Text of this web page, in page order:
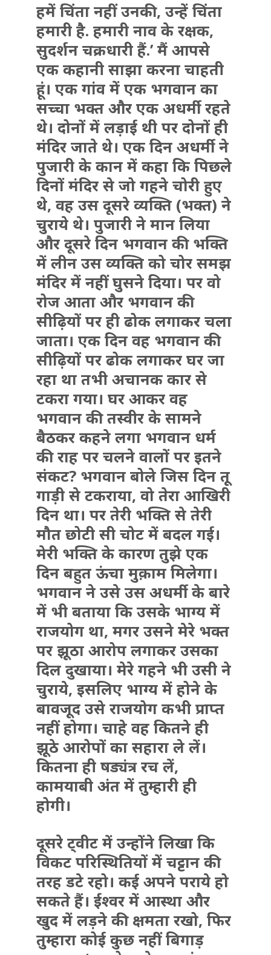
हमें चिंता नहीं उनकी, उन्हें चिंता
हमारी है. हमारी नाव के रक्षक,
सुदर्शन चक्रधारी हैं.’ मैं आपसे
एक कहानी साझा करना चाहती
हूं। एक गांव में एक भगवान का
सच्चा भक्त और एक अधर्मी रहते
थे। दोनों में लड़ाई थी पर दोनों ही
मंदिर जाते थे। एक दिन अधर्मी ने
पुजारी के कान में कहा कि पिछले
दिनों मंदिर से जो गहने चोरी हुए
थे, वह उस दूसरे व्यक्ति (भक्त) ने
चुराये थे। पुजारी ने मान लिया
और दूसरे दिन भगवान की भक्ति
में लीन उस व्यक्ति को चोर समझ
मंदिर में नहीं घुसने दिया। पर वो
रोज आता और भगवान की
सीढ़ियों पर ही ढोक लगाकर चला
जाता। एक दिन वह भगवान की
सीढ़ियों पर ढोक लगाकर घर जा
रहा था तभी अचानक कार से
टकरा गया। घर आकर वह
भगवान की तस्वीर के सामने
बैठकर कहने लगा भगवान धर्म
की राह पर चलने वालों पर इतने
संकट? भगवान बोले जिस दिन तू
गाड़ी से टकराया, वो तेरा आखिरी
दिन था। पर तेरी भक्ति से तेरी
मौत छोटी सी चोट में बदल गई।
मेरी भक्ति के कारण तुझे एक
दिन बहुत ऊंचा मुक़ाम मिलेगा।
भगवान ने उसे उस अधर्मी के बारे
में भी बताया कि उसके भाग्य में
राजयोग था, मगर उसने मेरे भक्त
पर झूठा आरोप लगाकर उसका
दिल दुखाया। मेरे गहने भी उसी ने
चुराये, इसलिए भाग्य में होने के
बावजूद उसे राजयोग कभी प्राप्त
नहीं होगा। चाहे वह कितने ही
झूठे आरोपों का सहारा ले लें।
कितना ही षड्यंत्र रच लें,
कामयाबी अंत में तुम्हारी ही
होगी।
दूसरे ट्वीट में उन्होंने लिखा कि
विकट परिस्थितियों में चट्टान की
तरह डटे रहो। कई अपने पराये हो
सकते हैं। ईश्वर में आस्था और
खुद में लड़ने की क्षमता रखो, फिर
तुम्हारा कोई कुछ नहीं बिगाड़